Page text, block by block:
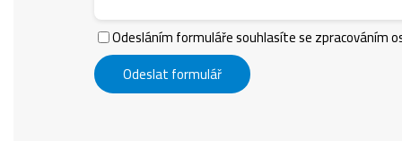
Odesláním formuláře souhlasíte se zpracováním
Odeslat formulář